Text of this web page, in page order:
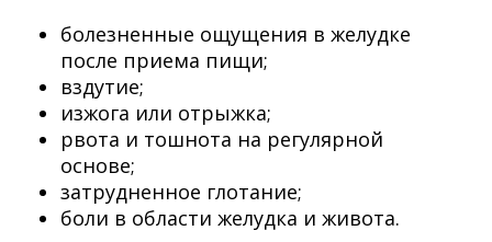
болезненные ощущения в желудке
после приема пищи;
вздутие;
изжога или отрыжка;
рвота и тошнота на регулярной
основе;
затрудненное глотание;
боли в области желудка и живота.